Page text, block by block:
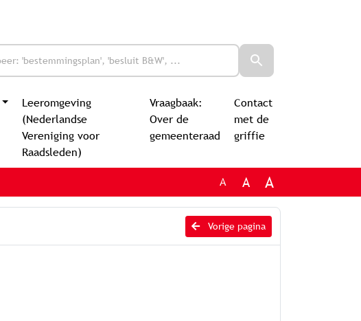
Leeromgeving
(Nederlandse
Vereniging voor
Raadsleden)
Vraagbaak:
Over de
gemeenteraad
Contact
met de
griffie
A A A
Vorige pagina